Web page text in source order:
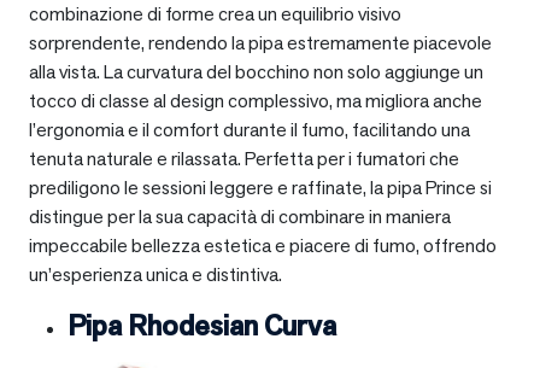
combinazione di forme crea un equilibrio visivo
sorprendente, rendendo la pipa estremamente piacevole
alla vista. La curvatura del bocchino non solo aggiunge un
tocco di classe al design complessivo, ma migliora anche
l’ergonomia e il comfort durante il fumo, facilitando una
tenuta naturale e rilassata. Perfetta per i fumatori che
prediligono le sessioni leggere e raffinate, la pipa Prince si
distingue per la sua capacità di combinare in maniera
impeccabile bellezza estetica e piacere di fumo, offrendo
un’esperienza unica e distintiva.
Pipa Rhodesian Curva